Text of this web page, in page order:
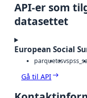
API-er som
datasettet
European Social
parquetcsv
Gå til API